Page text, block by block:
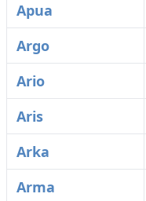
Apua
Argo
Ario
Aris
Arka
Arma